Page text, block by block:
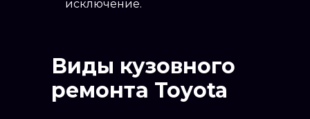
исключение.
Виды кузовного
ремонта Toyota